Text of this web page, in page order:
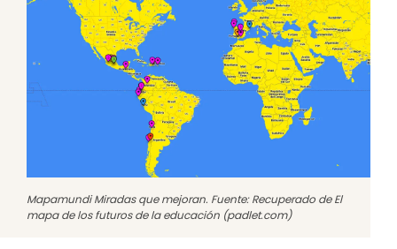
Mapamundi Miradas que mejoran. Fuente: Recuperado de El
mapa de los futuros de la educación (padlet.com)